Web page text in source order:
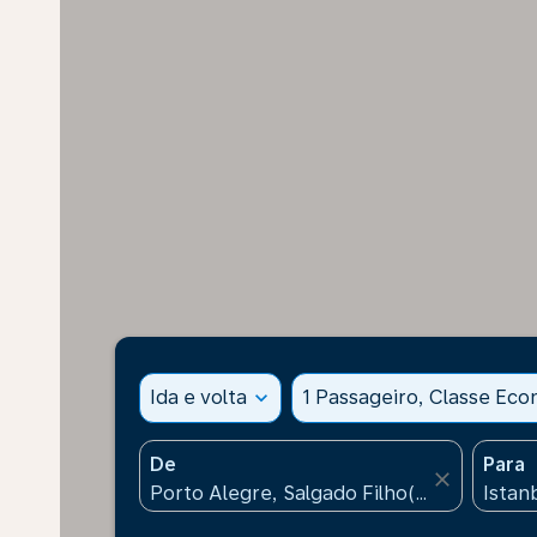
Ida e volta expand_more 1 Passageiro, Classe
De
close
Para